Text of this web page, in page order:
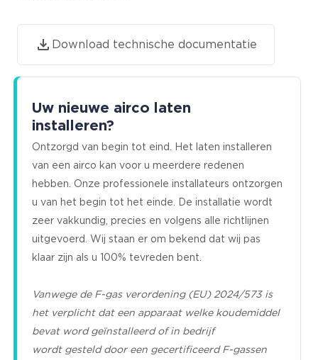
Download technische documentatie
Uw nieuwe airco laten
installeren?
Ontzorgd van begin tot eind. Het laten installeren
van een airco kan voor u meerdere redenen
hebben. Onze professionele installateurs ontzorgen
u van het begin tot het einde. De installatie wordt
zeer vakkundig, precies en volgens alle richtlijnen
uitgevoerd. Wij staan er om bekend dat wij pas
klaar zijn als u 100% tevreden bent.
Vanwege de F-gas verordening (EU) 2024/573 is
het verplicht dat een apparaat welke koudemiddel
bevat word geïnstalleerd of in bedrijf
wordt gesteld door een gecertificeerd F-gassen